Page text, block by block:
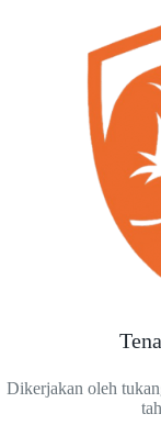
Dikerjakan oleh